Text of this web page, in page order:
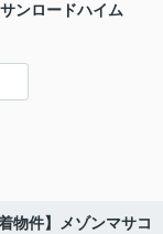
サンロードハイム
着物件】メゾンマサコ